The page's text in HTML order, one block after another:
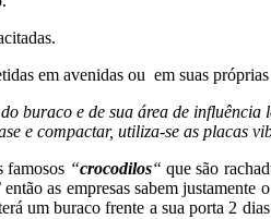
em avenidas ou em suas
buraco e de sua área de
e compactar, utiliza-se as placas
famosos “crocodilos“ que são
as empresas sabem justamente
um buraco frente a sua porta 2